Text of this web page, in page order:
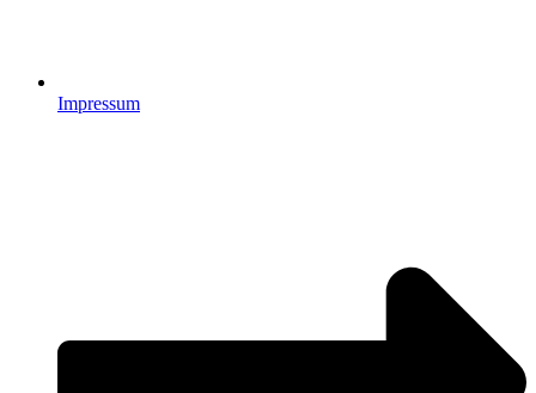
Impressum